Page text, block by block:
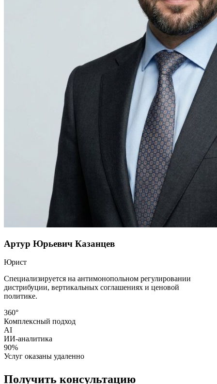
Артур Юрьевич Казанцев
Юрист
Специализируется на антимонопольном регулировании
дистрибуции, вертикальных соглашениях и ценовой
политике.
360°
Комплексный подход
AI
ИИ-аналитика
90%
Услуг оказаны удаленно
Получить консультацию